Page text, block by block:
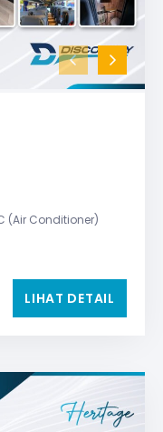
(Air Conditioner)
dll)LIHAT DETAIL